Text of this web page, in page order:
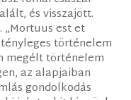
és visszajött.
est et
történelem
megélt történelem
az alapjaiban
gondolkodás